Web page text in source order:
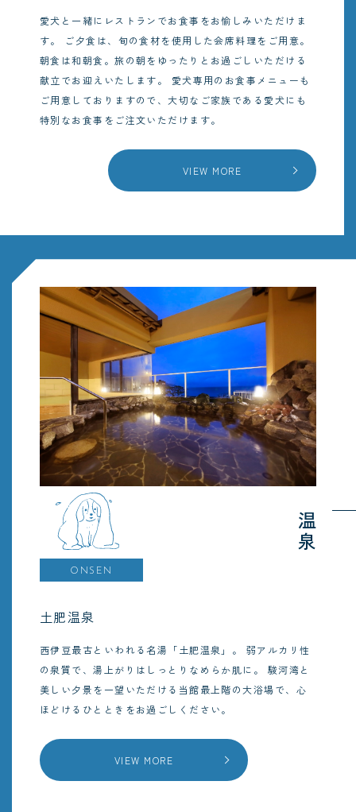
愛犬と一緒にレストランでお食事をお愉しみいただけま
す。
ご夕食は、旬の食材を使用した会席料理をご用意。
朝食は和朝食。旅の朝をゆったりとお過ごしいただける
献立でお迎えいたします。
愛犬専用のお食事メニューも
ご用意しておりますので、大切なご家族である愛犬にも
特別なお食事をご注文いただけます。
VIEW MORE
ONSEN
温泉
土肥温泉
西伊豆最古といわれる名湯「土肥温泉」。
弱アルカリ性
の泉質で、湯上がりはしっとりなめらか肌に。
駿河湾と
美しい夕景を一望いただける当館最上階の大浴場で、心
ほどけるひとときをお過ごしください。
VIEW MORE